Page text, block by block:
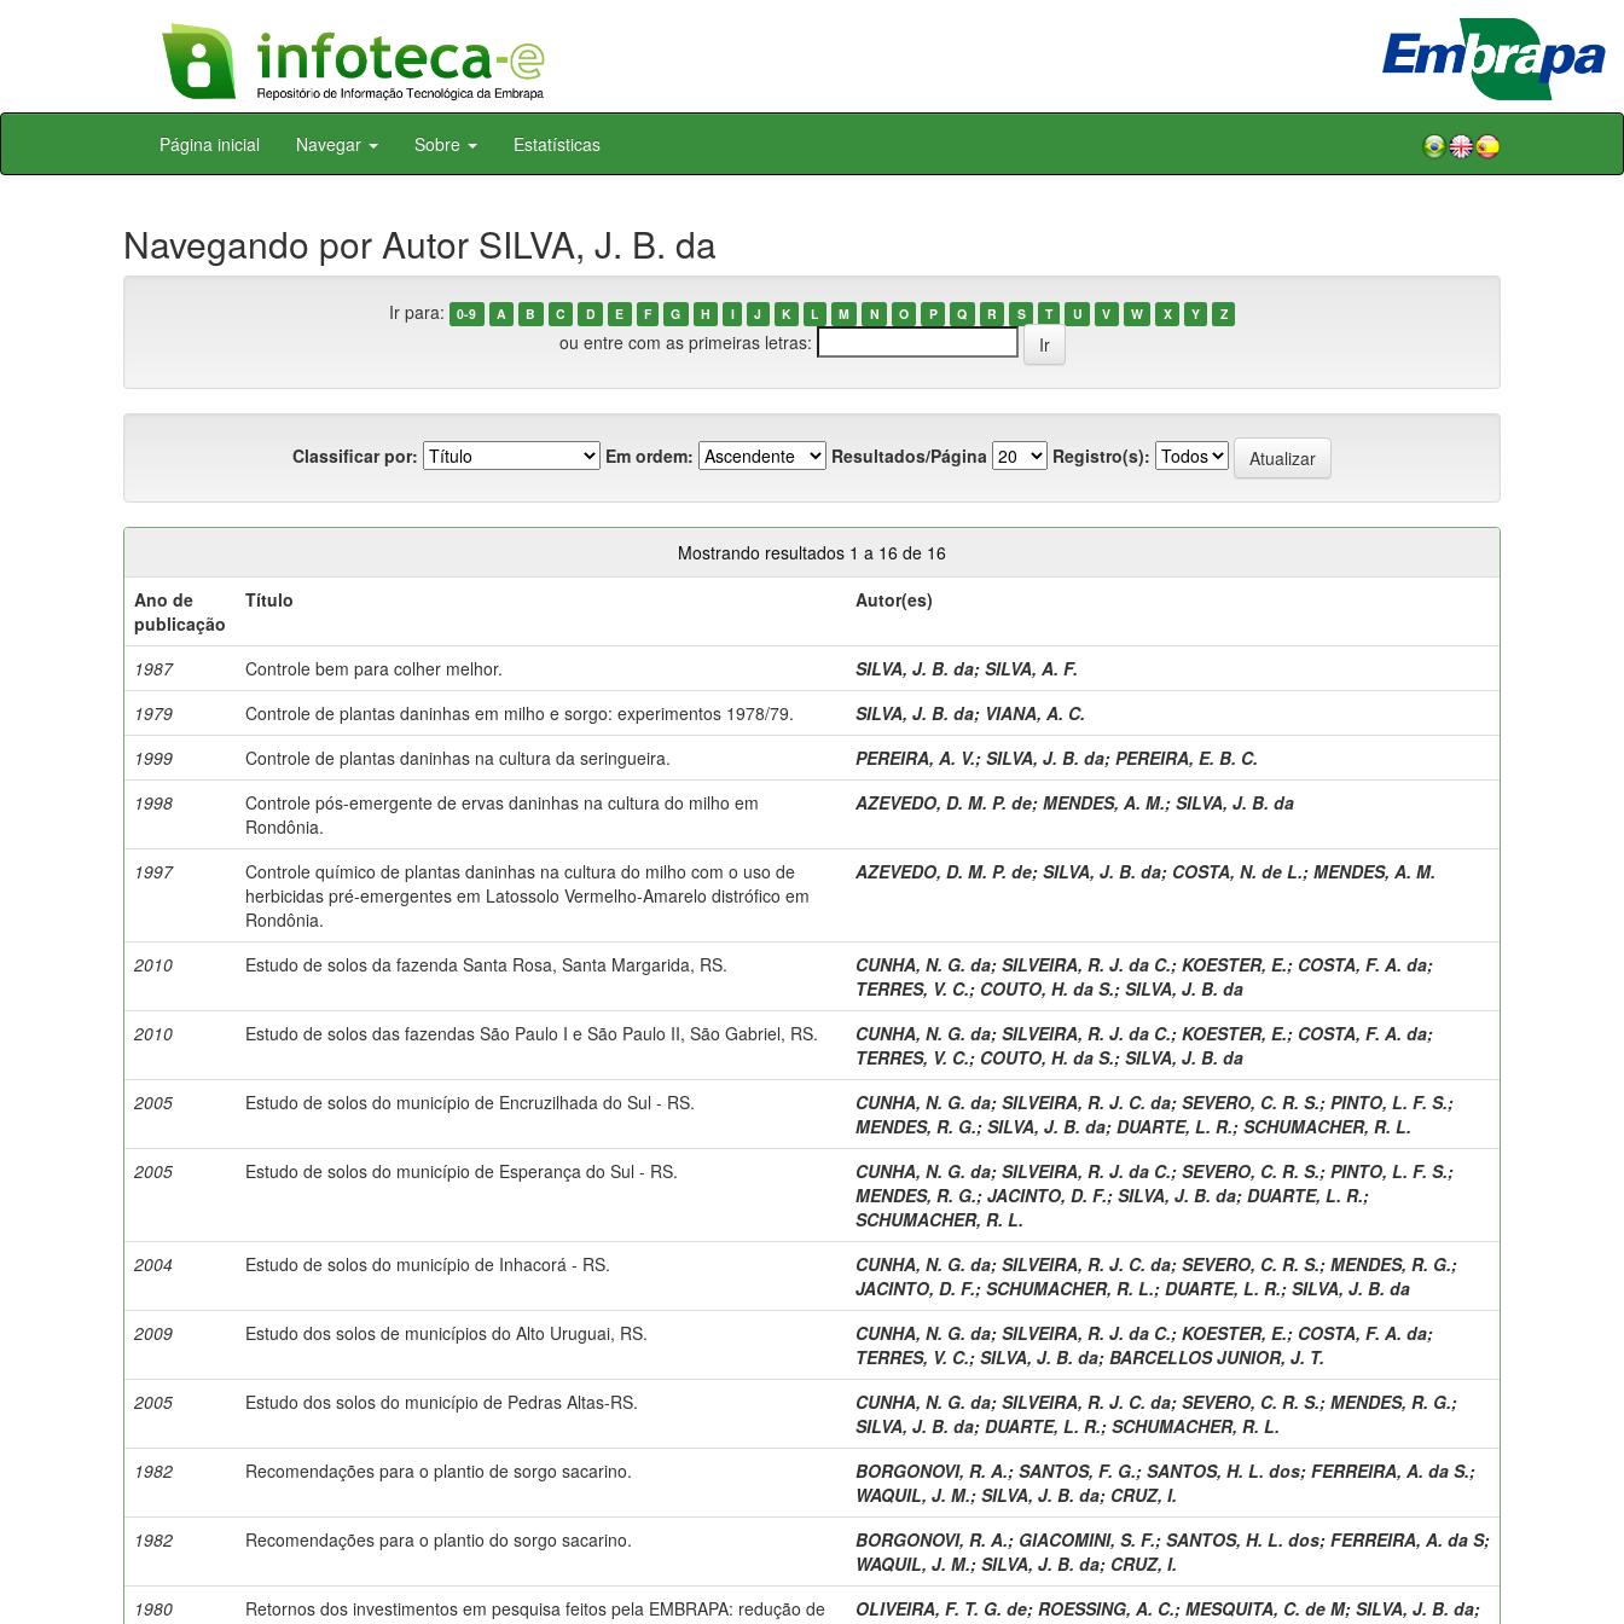
Skip
Página inicial Navegar Sobre Estatísticas
Navegando por Autor SILVA, J. B. da
Ir para: 0-9 A B C D E F G H I J K L M N O P Q R S T U V W X Y Z
ou entre com as primeiras letras:
Classificar por: Em ordem: Resultados/Página Registro(s):
Mostrando resultados 1 a 16 de 16
Ano de
publicação
Título Autor(es)
1987 Controle bem para colher melhor. SILVA, J. B. da; SILVA, A. F.
1979
Controle de plantas daninhas em milho e sorgo: experimentos 1978/79. SILVA, J. B. da; VIANA, A. C.
1999
Controle de plantas daninhas na cultura da seringueira. PEREIRA, A. V.; SILVA, J. B. da; PEREIRA, E. B. C.
1998
Controle pós-emergente de ervas daninhas na cultura do milho em
Rondônia.
AZEVEDO, D. M. P. de; MENDES, A. M.; SILVA, J. B. da
1997
Controle químico de plantas daninhas na cultura do milho com o uso de
herbicidas pré-emergentes em Latossolo Vermelho-Amarelo distrófico em
Rondônia.
AZEVEDO, D. M. P. de; SILVA, J. B. da; COSTA, N. de L.; MENDES, A. M.
2010 Estudo de solos da fazenda Santa Rosa, Santa Margarida, RS. CUNHA, N. G. da; SILVEIRA, R. J. da C.; KOESTER, E.; COSTA, F. A. da;
TERRES, V. C.; COUTO, H. da S.; SILVA, J. B. da
2010
Estudo de solos das fazendas São Paulo I e São Paulo II, São Gabriel, RS. CUNHA, N. G. da; SILVEIRA, R. J. da C.; KOESTER, E.; COSTA, F. A. da;
TERRES, V. C.; COUTO, H. da S.; SILVA, J. B. da
2005
Estudo de solos do município de Encruzilhada do Sul - RS. CUNHA, N. G. da; SILVEIRA, R. J. C. da; SEVERO, C. R. S.; PINTO, L. F. S.;
MENDES, R. G.; SILVA, J. B. da; DUARTE, L. R.; SCHUMACHER, R. L.
2005
Estudo de solos do município de Esperança do Sul - RS. CUNHA, N. G. da; SILVEIRA, R. J. da C.; SEVERO, C. R. S.; PINTO, L. F. S.;
MENDES, R. G.; JACINTO, D. F.; SILVA, J. B. da; DUARTE, L. R.;
SCHUMACHER, R. L.
2004
Estudo de solos do município de Inhacorá - RS. CUNHA, N. G. da; SILVEIRA, R. J. C. da; SEVERO, C. R. S.; MENDES, R. G.;
JACINTO, D. F.; SCHUMACHER, R. L.; DUARTE, L. R.; SILVA, J. B. da
2009
Estudo dos solos de municípios do Alto Uruguai, RS. CUNHA, N. G. da; SILVEIRA, R. J. da C.; KOESTER, E.; COSTA, F. A. da;
TERRES, V. C.; SILVA, J. B. da; BARCELLOS JUNIOR, J. T.
2005
Estudo dos solos do município de Pedras Altas-RS. CUNHA, N. G. da; SILVEIRA, R. J. C. da; SEVERO, C. R. S.; MENDES, R. G.;
SILVA, J. B. da; DUARTE, L. R.; SCHUMACHER, R. L.
1982
Recomendações para o plantio de sorgo sacarino. BORGONOVI, R. A.; SANTOS, F. G.; SANTOS, H. L. dos; FERREIRA, A. da S.;
WAQUIL, J. M.; SILVA, J. B. da; CRUZ, I.
1982
Recomendações para o plantio do sorgo sacarino. BORGONOVI, R. A.; GIACOMINI, S. F.; SANTOS, H. L. dos; FERREIRA, A. da S;
WAQUIL, J. M.; SILVA, J. B. da; CRUZ, I.
1980
Retornos dos investimentos em pesquisa feitos pela EMBRAPA: redução de
OLIVEIRA, F. T. G. de; ROESSING, A. C.; MESQUITA, C. de M; SILVA, J. B. da;